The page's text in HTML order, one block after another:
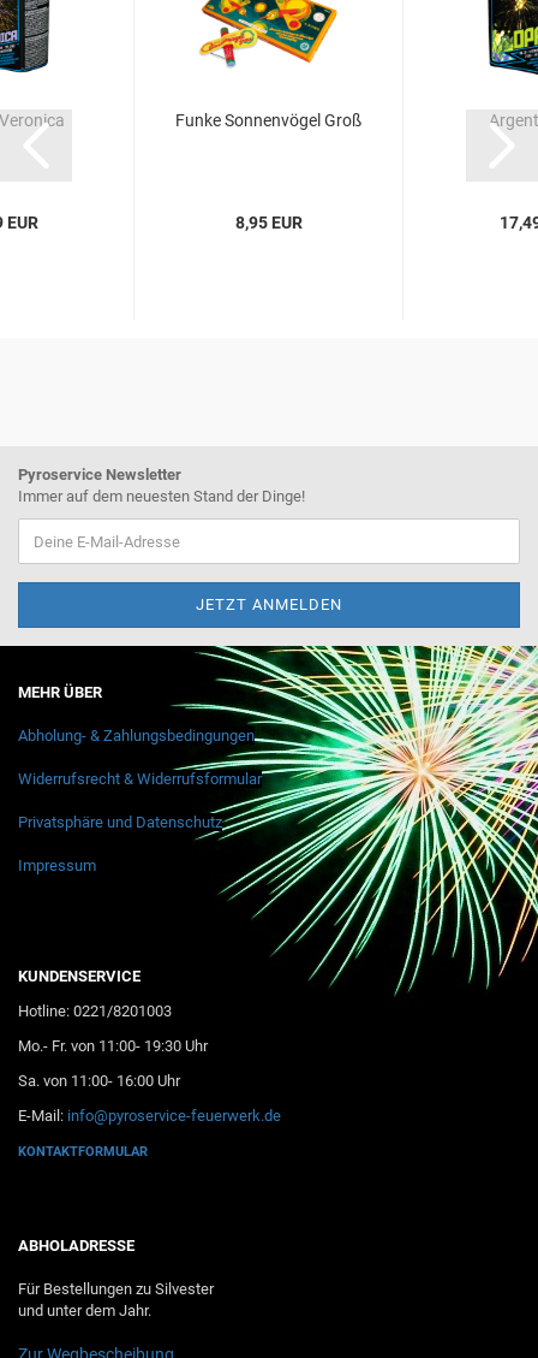
EUR
Funke Sonnenvögel Groß
8,95 EUR
Pyroservice Newsletter
Immer auf dem neuesten Stand der Dinge!
MEHR ÜBER
Abholung- & Zahlungsbedingungen
Widerrufsrecht & Widerrufsformular
Privatsphäre und Datenschutz
Impressum
KUNDENSERVICE
Hotline: 0221/8201003
Mo.- Fr. von 11:00- 19:30 Uhr
Sa. von 11:00- 16:00 Uhr
E-Mail: info@pyroservice-feuerwerk.de
KONTAKTFORMULAR
ABHOLADRESSE
Für Bestellungen zu Silvester
und unter dem Jahr.